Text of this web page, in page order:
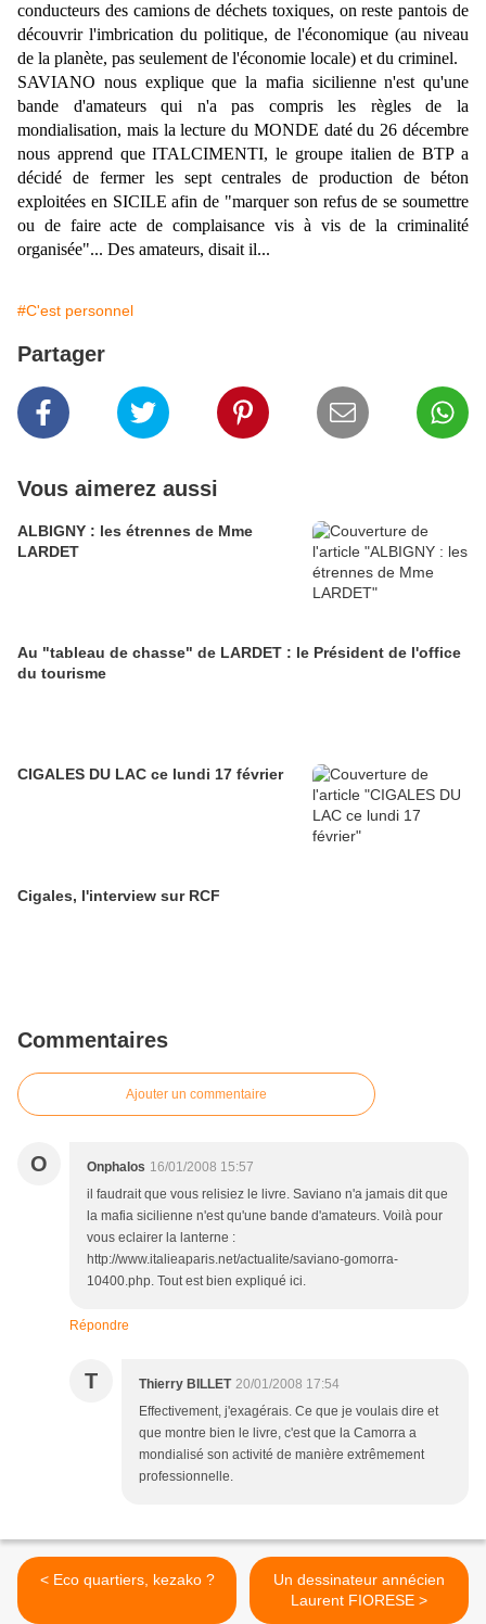
conducteurs des camions de déchets toxiques, on reste pantois de
découvrir l'imbrication du politique, de l'économique (au niveau
de la planète, pas seulement de l'économie locale) et du criminel.
SAVIANO nous explique que la mafia sicilienne n'est qu'une
bande d'amateurs qui n'a pas compris les règles de la
mondialisation, mais la lecture du MONDE daté du 26 décembre
nous apprend que ITALCIMENTI, le groupe italien de BTP a
décidé de fermer les sept centrales de production de béton
exploitées en SICILE afin de "marquer son refus de se soumettre
ou de faire acte de complaisance vis à vis de la criminalité
organisée"... Des amateurs, disait il...
#C'est personnel
Partager
Vous aimerez aussi
ALBIGNY : les étrennes de Mme
LARDET
Au "tableau de chasse" de LARDET : le Président de l'office
du tourisme
CIGALES DU LAC ce lundi 17 février
Cigales, l'interview sur RCF
Commentaires
Ajouter un commentaire
O Onphalos 16/01/2008 15:57
il faudrait que vous relisiez le livre. Saviano n'a jamais dit que
la mafia sicilienne n'est qu'une bande d'amateurs. Voilà pour
vous eclairer la lanterne :
http://www.italieaparis.net/actualite/saviano-gomorra-
10400.php. Tout est bien expliqué ici.
Répondre
T Thierry BILLET 20/01/2008 17:54
Effectivement, j'exagérais. Ce que je voulais dire et
que montre bien le livre, c'est que la Camorra a
mondialisé son activité de manière extrêmement
professionnelle.
< Eco quartiers, kezako ?
Un dessinateur annécien
Laurent FIORESE >